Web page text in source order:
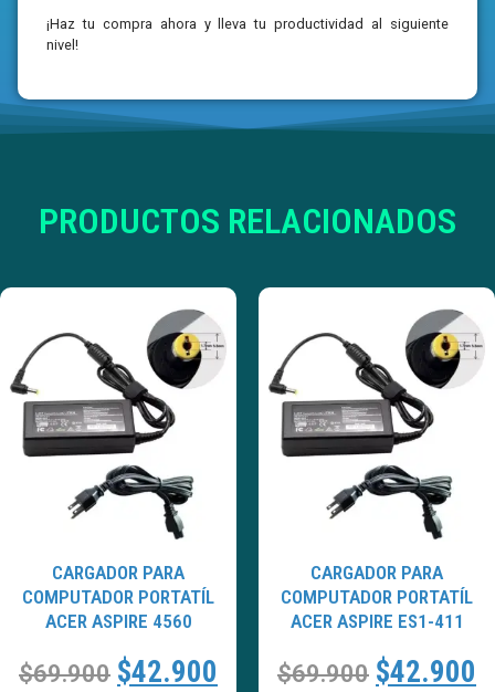
¡Haz tu compra ahora y lleva tu productividad al siguiente
nivel!
PRODUCTOS RELACIONADOS
CARGADOR PARA
COMPUTADOR PORTATÍL
ACER ASPIRE 4560
$69.900 $42.900
CARGADOR PARA
COMPUTADOR PORTATÍL
ACER ASPIRE ES1-411
$69.900 $42.900